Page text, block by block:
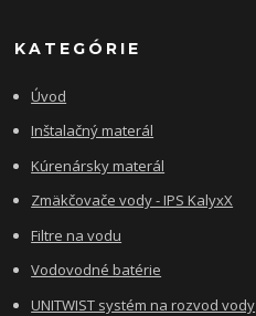
KATEGÓRIE
Úvod
Inštalačný materál
Kúrenársky materál
Zmäkčovače vody - IPS KalyxX
Filtre na vodu
Vodovodné batérie
UNITWIST systém na rozvod vody